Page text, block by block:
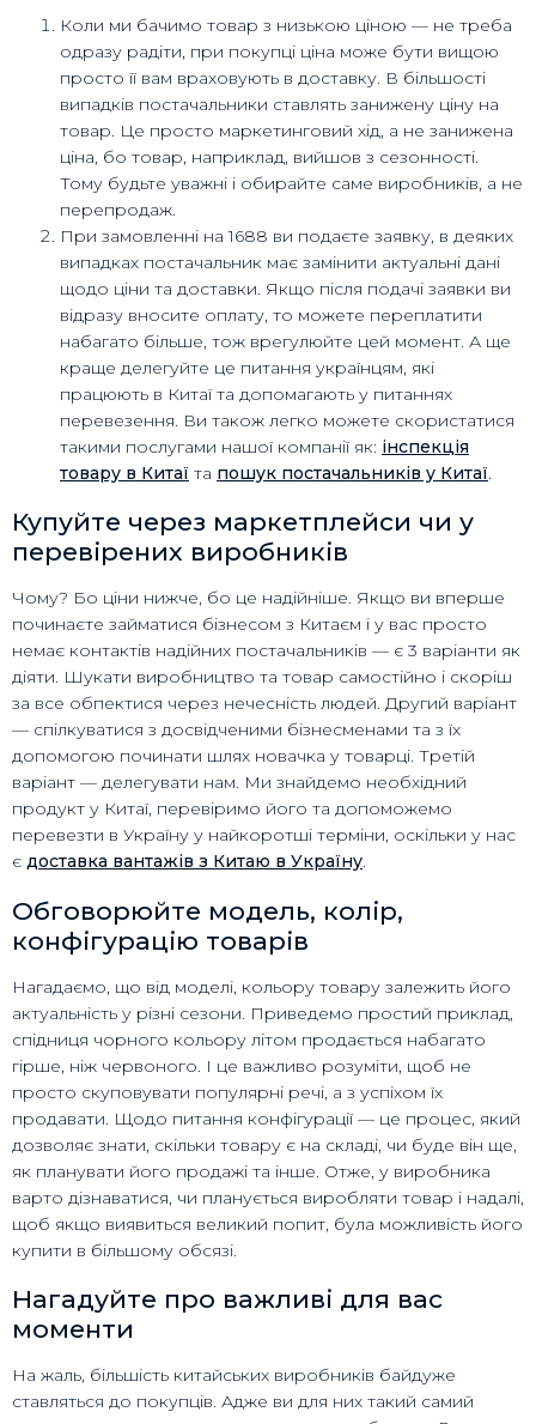
Коли ми бачимо товар з низькою ціною — не треба
одразу радіти, при покупці ціна може бути вищою
просто її вам враховують в доставку. В більшості
випадків постачальники ставлять занижену ціну на
товар. Це просто маркетинговий хід, а не занижена
ціна, бо товар, наприклад, вийшов з сезонності.
Тому будьте уважні і обирайте саме виробників, а не
перепродаж.
При замовленні на 1688 ви подаєте заявку, в деяких
випадках постачальник має замінити актуальні дані
щодо ціни та доставки. Якщо після подачі заявки ви
відразу вносите оплату, то можете переплатити
набагато більше, тож врегулюйте цей момент. А ще
краще делегуйте це питання українцям, які
працюють в Китаї та допомагають у питаннях
перевезення. Ви також легко можете скористатися
такими послугами нашої компанії як: інспекція
товару в Китаї та пошук постачальників у Китаї.
Купуйте через маркетплейси чи у
перевірених виробників
Чому? Бо ціни нижче, бо це надійніше. Якщо ви вперше
починаєте займатися бізнесом з Китаєм і у вас просто
немає контактів надійних постачальників — є 3 варіанти як
діяти. Шукати виробництво та товар самостійно і скоріш
за все обпектися через нечесність людей. Другий варіант
— спілкуватися з досвідченими бізнесменами та з їх
допомогою починати шлях новачка у товарці. Третій
варіант — делегувати нам. Ми знайдемо необхідний
продукт у Китаї, перевіримо його та допоможемо
перевезти в Україну у найкоротші терміни, оскільки у нас
є доставка вантажів з Китаю в Україну.
Обговорюйте модель, колір,
конфігурацію товарів
Нагадаємо, що від моделі, кольору товару залежить його
актуальність у різні сезони. Приведемо простий приклад,
спідниця чорного кольору літом продається набагато
гірше, ніж червоного. І це важливо розуміти, щоб не
просто скуповувати популярні речі, а з успіхом їх
продавати. Щодо питання конфігурації — це процес, який
дозволяє знати, скільки товару є на складі, чи буде він ще,
як планувати його продажі та інше. Отже, у виробника
варто дізнаватися, чи планується виробляти товар і надалі,
щоб якщо виявиться великий попит, була можливість його
купити в більшому обсязі.
Нагадуйте про важливі для вас
моменти
На жаль, більшість китайських виробників байдуже
ставляться до покупців. Адже ви для них такий самий